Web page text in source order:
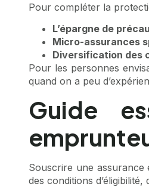
Pour compléter la
L’épargne de
Micro-assurances
Diversification des
Pour les personnes
quand on a peu
Guide
Souscrire une assurance
des conditions